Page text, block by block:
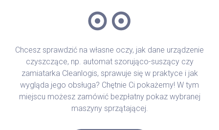
Chcesz sprawdzić na własne oczy, jak dane urządzenie
czyszczące, np. automat szorująco-suszący czy
zamiatarka Cleanlogis, sprawuje się w praktyce i jak
wygląda jego obsługa? Chętnie Ci pokażemy! W tym
miejscu możesz zamówić bezpłatny pokaz wybranej
maszyny sprzątającej.